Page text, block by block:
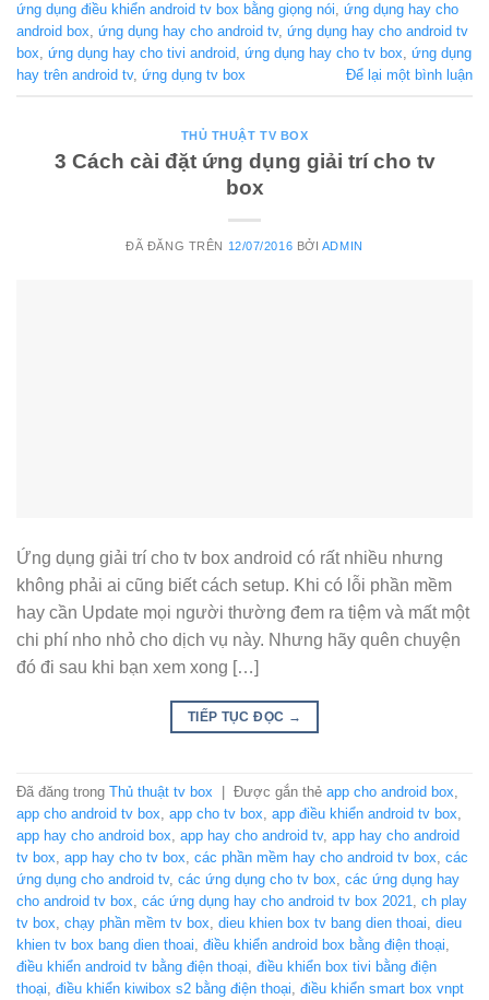
ứng dụng điều khiển android tv box bằng giọng nói, ứng dụng hay cho
android box, ứng dụng hay cho android tv, ứng dụng hay cho android tv
box, ứng dụng hay cho tivi android, ứng dụng hay cho tv box, ứng dụng
hay trên android tv, ứng dụng tv box Để lại một bình luận
THỦ THUẬT TV BOX
3 Cách cài đặt ứng dụng giải trí cho tv
box
ĐÃ ĐĂNG TRÊN 12/07/2016 BỞI ADMIN
Ứng dụng giải trí cho tv box android có rất nhiều nhưng
không phải ai cũng biết cách setup. Khi có lỗi phần mềm
hay cần Update mọi người thường đem ra tiệm và mất một
chi phí nho nhỏ cho dịch vụ này. Nhưng hãy quên chuyện
đó đi sau khi bạn xem xong […]
TIẾP TỤC ĐỌC →
Đã đăng trong Thủ thuật tv box | Được gắn thẻ app cho android box
app cho android tv box app cho tv box app điều khiển android tv box
app hay cho android box app hay cho android tv, app hay cho android
tv box app hay cho tv box các phần mềm hay cho android tv box các
ứng dụng cho android tv, các ứng dụng cho tv box các ứng dụng hay
cho android tv box các ứng dụng hay cho android tv box 2021
ch play
tv box chạy phần mềm tv box dieu khien box tv bang dien thoai dieu
khien tv box bang dien thoai điều khiển android box bằng điện thoại
điều khiển android tv bằng điện thoại điều khiển box tivi bằng điện
thoại điều khiển kiwibox s2 bằng điện thoại điều khiển smart box vnpt